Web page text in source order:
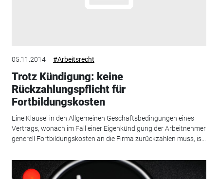
05.11.2014 #Arbeitsrecht
Trotz Kündigung: keine
Rückzahlungspflicht für
Fortbildungskosten
Eine Klausel in den Allgemeinen Geschäftsbedingungen eines
Vertrags, wonach im Fall einer Eigenkündigung der Arbeitnehmer
generell Fortbildungskosten an die Firma zurückzahlen muss, is...